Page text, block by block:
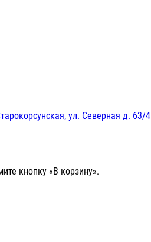
ул. Северная д. 63/4
кнопку «В корзину».